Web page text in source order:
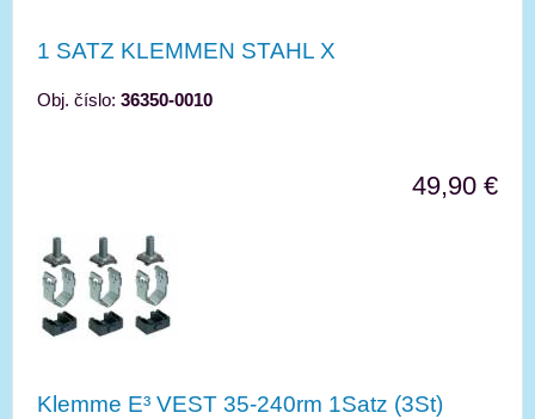
1 SATZ KLEMMEN STAHL X
Obj. číslo: 36350-0010
49,90 €
Klemme E³ VEST 35-240rm 1Satz (3St)